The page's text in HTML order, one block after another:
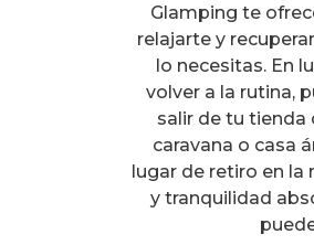
Glamping te
relajarte y
lo necesitas. En
volver a la rutina,
salir de tu tienda
caravana o casa
lugar de retiro en la
y tranquilidad